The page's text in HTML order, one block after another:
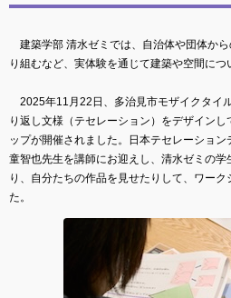
建築学部 清水ゼミでは、自治体や団体か
り組むなど、実体験を通じて建築や空間につ
2025年11月22日、多治見市モザイクタイ
り返し文様（テセレーション）をデザイン
ップが開催されました。日本テセレーショ
童智也先生を講師にお迎えし、清水ゼミの
り、自分たちの作品を見せたりして、ワー
た。